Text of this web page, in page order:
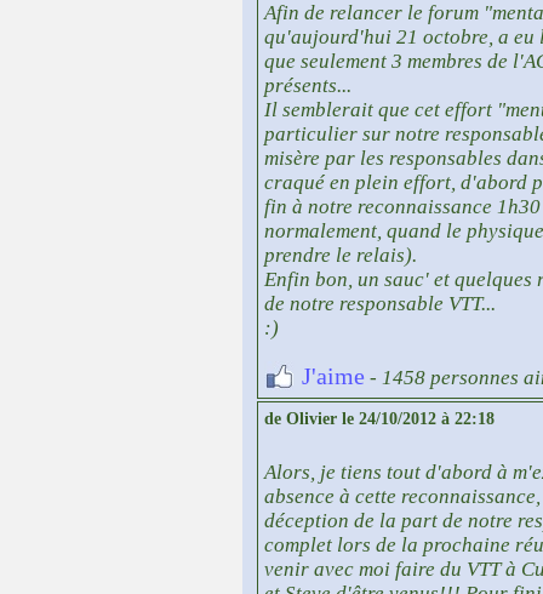
Afin de relancer le forum
qu'aujourd'hui 21 octobre, a eu
que seulement 3 membres de
présents...
Il semblerait que cet effort
particulier sur notre
misère par les responsables
craqué en plein effort, d'abord
fin à notre reconnaissance
normalement, quand le
prendre le relais).
Enfin bon, un sauc' et
de notre responsable VTT...
:)
J'aime - 1458 personnes
de Olivier le 24/10/2012 à 22:18
Alors, je tiens tout d'abord à
absence à cette
déception de la part de notre
complet lors de la prochaine
venir avec moi faire du VTT à